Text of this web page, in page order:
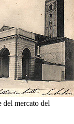
del mercato del